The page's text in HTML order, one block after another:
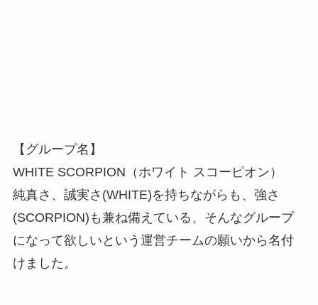
【グループ名】
WHITE SCORPION（ホワイト スコーピオン）
純真さ、誠実さ(WHITE)を持ちながらも、強さ
(SCORPION)も兼ね備えている、そんなグループ
になって欲しいという運営チームの願いから名付
けました。